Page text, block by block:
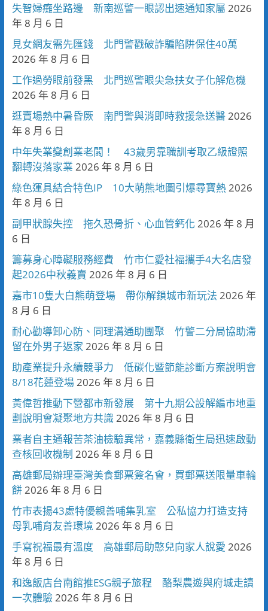
失智婦癱坐路邊 新南巡警一眼認出速通知家屬 2026
年 8 月 6 日
見女網友需先匯錢 北門警戳破詐騙陷阱保住40萬
2026 年 8 月 6 日
工作過勞眼前發黑 北門巡警眼尖急扶女子化解危機
2026 年 8 月 6 日
逛賣場熱中暑昏厥 南門警與消即時救援急送醫2026
年 8 月 6 日
中年失業變創業老闆！ 43歲男靠職訓考取乙級證照
翻轉沒落家業 2026 年 8 月 6 日
綠色運具結合特色IP 10大萌熊地圖引爆尋寶熱2026
年 8 月 6 日
副甲狀腺失控 拖久恐骨折、心血管鈣化 2026 年 8 月
6 日
籌募身心障礙服務經費 竹市仁愛社福攜手4大名店發
起2026中秋義賣 2026 年 8 月 6 日
嘉市10隻大白熊萌登場 帶你解鎖城市新玩法 2026 年
8 月 6 日
耐心勸導卸心防、同理溝通助團聚 竹警二分局協助滯
留在外男子返家 2026 年 8 月 6 日
助產業提升永續競爭力 低碳化暨節能診斷方案說明會
8/18花蓮登場2026 年 8 月 6 日
黃偉哲推動下營都市新發展 第十九期公設解編市地重
劃說明會凝聚地方共識2026 年 8 月 6 日
業者自主通報苦茶油檢驗異常，嘉義縣衛生局迅速啟動
查核回收機制 2026 年 8 月 6 日
高雄郵局辦理臺灣美食郵票簽名會，買郵票送限量車輪
餅2026 年 8 月 6 日
竹市表揚43處特優親善哺集乳室 公私協力打造支持
母乳哺育友善環境2026 年 8 月 6 日
手寫祝福最有溫度 高雄郵局助憨兒向家人說愛 2026
年 8 月 6 日
和逸飯店台南館推ESG親子旅程 酪梨農遊與府城走讀
一次體驗2026 年 8 月 6 日